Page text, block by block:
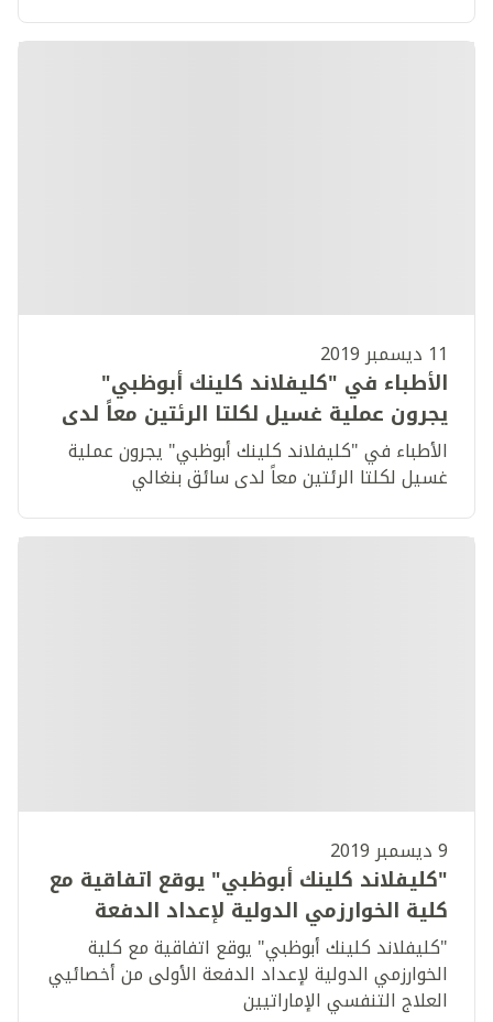
11 ديسمبر 2019
الأطباء في "كليفلاند كلينك أبوظبي"
يجرون عملية غسيل لكلتا الرئتين معاً لدى
سائق بنغالي
الأطباء في "كليفلاند كلينك أبوظبي" يجرون عملية
غسيل لكلتا الرئتين معاً لدى سائق بنغالي
9 ديسمبر 2019
"كليفلاند كلينك أبوظبي" يوقع اتفاقية مع
كلية الخوارزمي الدولية لإعداد الدفعة
الأولى من أخصائيي العلاج التنفسي
الإماراتيين
"كليفلاند كلينك أبوظبي" يوقع اتفاقية مع كلية
الخوارزمي الدولية لإعداد الدفعة الأولى من أخصائيي
العلاج التنفسي الإماراتيين